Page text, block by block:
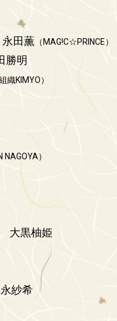
永田薫 （MAG!C☆PRINCE）
勝明
織KIMYO）
NAGOYA）
大黒柚姫
紗希